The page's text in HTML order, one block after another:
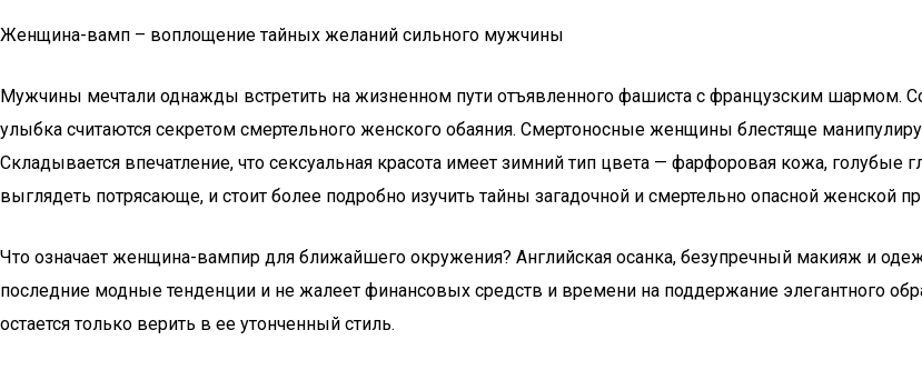
Женщина-вамп – воплощение тайных желаний сильного мужчины
Мужчины мечтали однажды встретить на жизненном пути отъявленного фашиста с французским шармом.
улыбка считаются секретом смертельного женского обаяния. Смертоносные женщины блестяще
Складывается впечатление, что сексуальная красота имеет зимний тип цвета — фарфоровая кожа,
выглядеть потрясающе, и стоит более подробно изучить тайны загадочной и смертельно опасной женской
Что означает женщина-вампир для ближайшего окружения? Английская осанка, безупречный макияж и
последние модные тенденции и не жалеет финансовых средств и времени на поддержание элегантного
остается только верить в ее утонченный стиль.